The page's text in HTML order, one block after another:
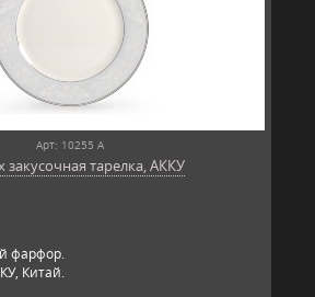
Арт: 10255 А
закусочная тарелка, АККУ
фарфор.
Китай.